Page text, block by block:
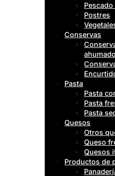
Postres
Conservas
Pasta
Pasta
Pasta
Pasta
Quesos
Otros
Queso
Quesos
Productos de